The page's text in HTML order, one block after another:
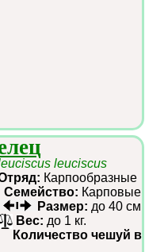
leuciscus
Карпообразные
Семейство: Карповые
Размер: до 40 см
Вес: до 1 кг.
Количество чешуй в